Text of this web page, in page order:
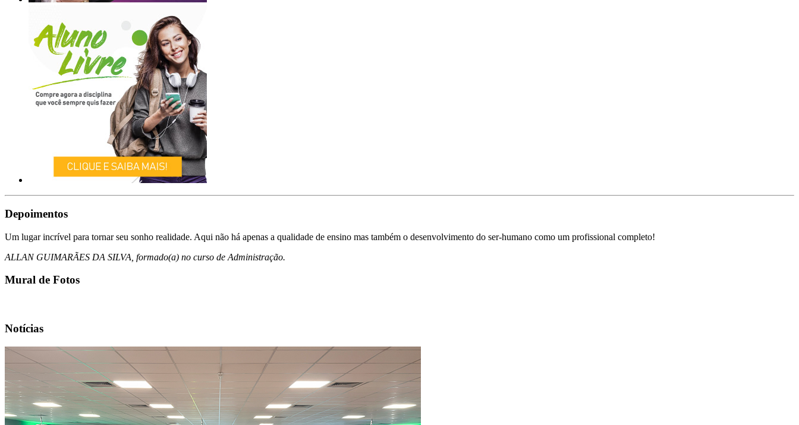
Depoimentos
Um lugar incrível para tornar seu sonho realidade. Aqui não há apenas a qualidade de ensino mas também o desenvolvimento do ser-humano como um profissional completo!
ALLAN GUIMARÃES DA SILVA, formado(a) no curso de Administração.
Mural de Fotos
Notícias